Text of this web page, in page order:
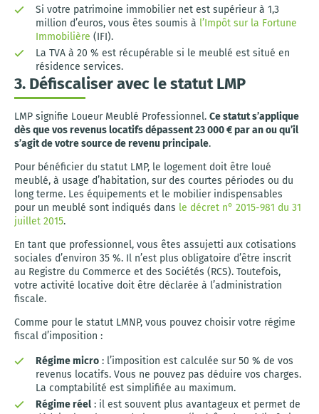
Si votre patrimoine immobilier net est supérieur à 1,3
million d’euros, vous êtes soumis à l’Impôt sur la Fortune
Immobilière (IFI).
La TVA à 20 % est récupérable si le meublé est situé en
résidence services.
3. Défiscaliser avec le statut LMP
LMP signifie Loueur Meublé Professionnel. Ce statut s’applique
dès que vos revenus locatifs dépassent 23 000 € par an ou qu’il
s’agit de votre source de revenu principale.
Pour bénéficier du statut LMP, le logement doit être loué
meublé, à usage d’habitation, sur des courtes périodes ou du
long terme. Les équipements et le mobilier indispensables
pour un meublé sont indiqués dans le décret n° 2015-981 du 31
juillet 2015.
En tant que professionnel, vous êtes assujetti aux cotisations
sociales d’environ 35 %. Il n’est plus obligatoire d’être inscrit
au Registre du Commerce et des Sociétés (RCS). Toutefois,
votre activité locative doit être déclarée à l’administration
fiscale.
Comme pour le statut LMNP, vous pouvez choisir votre régime
fiscal d’imposition :
Régime micro : l’imposition est calculée sur 50 % de vos
revenus locatifs. Vous ne pouvez pas déduire vos charges.
La comptabilité est simplifiée au maximum.
Régime réel : il est souvent plus avantageux et permet de